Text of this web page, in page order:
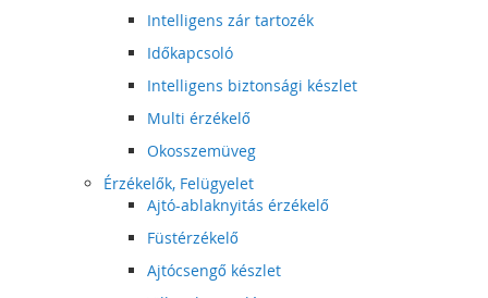
Intelligens zár tartozék
Időkapcsoló
Intelligens biztonsági készlet
Multi érzékelő
Okosszemüveg
Érzékelők, Felügyelet
Ajtó-ablaknyitás érzékelő
Füstérzékelő
Ajtócsengő készlet